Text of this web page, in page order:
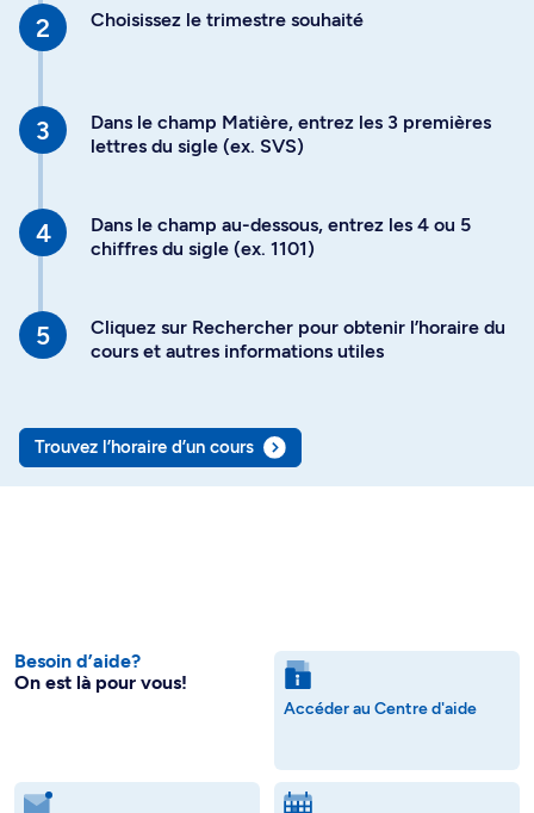
Choisissez le trimestre souhaité
Dans le champ Matière, entrez les 3 premières
lettres du sigle (ex. SVS)
Dans le champ au-dessous, entrez les 4 ou 5
chiffres du sigle (ex. 1101)
Cliquez sur Rechercher pour obtenir l’horaire du
cours et autres informations utiles
Trouvez l’horaire d’un cours
Besoin d’aide?
On est là pour vous!
Accéder au Centre d'aide